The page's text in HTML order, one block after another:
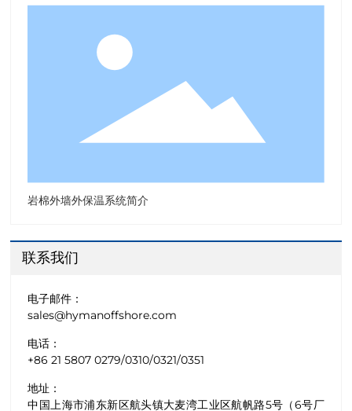
岩棉外墙外保温系统简介
联系我们
电子邮件：
sales@hymanoffshore.com
电话：
+86 21 5807 0279/0310/0321/0351
地址：
中国上海市浦东新区航头镇大麦湾工业区航帆路5号（6号厂